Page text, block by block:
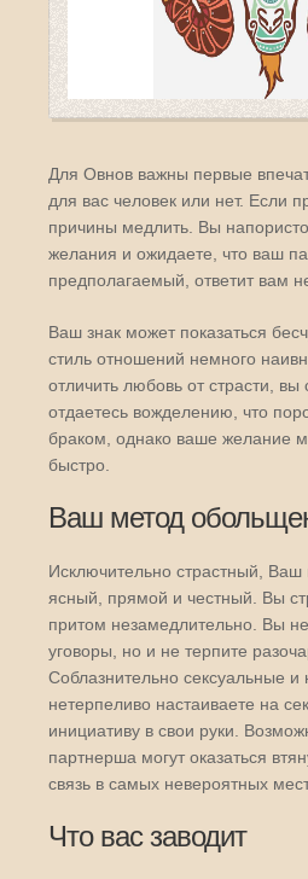
Для Овнов важны первые
для вас человек или нет. Если
причины медлить. Вы
желания и ожидаете, что ваш
предполагаемый, ответит вам
Ваш знак может показаться
стиль отношений немного
отличить любовь от страсти, вы
отдаетесь вожделению, что
браком, однако ваше желание
быстро.
Ваш метод
Исключительно страстный,
ясный, прямой и честный. Вы
притом незамедлительно. Вы
уговоры, но и не терпите
Соблазнительно сексуальные и
нетерпеливо настаиваете на
инициативу в свои руки.
партнерша могут оказаться
связь в самых невероятных
Что вас заводит